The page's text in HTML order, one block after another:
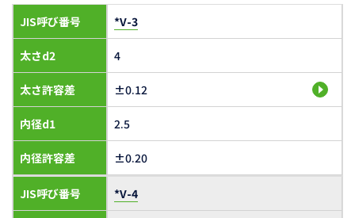
JIS呼び番号
太さd2
太さ許容差
内径d1
内径許容差
*V-3
4
±0.12
2.5
±0.20
JIS呼び番号 *V-4